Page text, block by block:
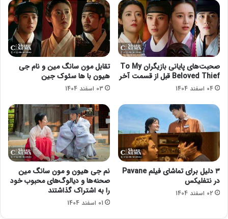
ا
ر
ا
ن
2
2
6
O
H
o
u
r
ر
ا
ا
ع
ل
u
n
g
J
a
ا
ز
م
ا
ق
ا
ت
L
i
m
J
صحبت‌های پایانی بازیگران To My
Beloved Thief قبل از قسمت آخر
04 اسفند 1404
تقابل مون سانگ مین و نام جی
هیون با ها سئوک جین
03 اسفند 1404
۳ دلیل برای تماشای فیلم Pavane
در نتفلیکس
02 اسفند 1404
نم جی هیون و مون سانگ مین
صحنه‌ها و دیالوگ‌های محبوب خود
را به اشتراک گذاشتند
01 اسفند 1404